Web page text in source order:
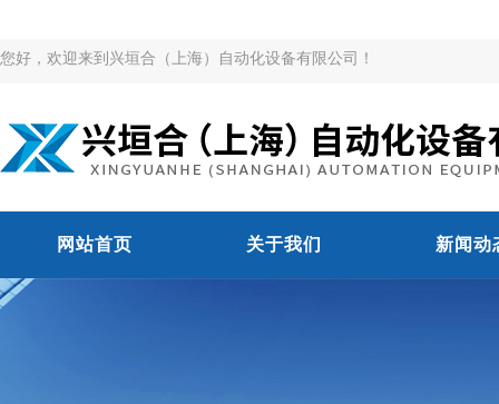
您好，欢迎来到兴垣合（上海）自动化设备有限公司！
网站首页 关于我们 新闻动